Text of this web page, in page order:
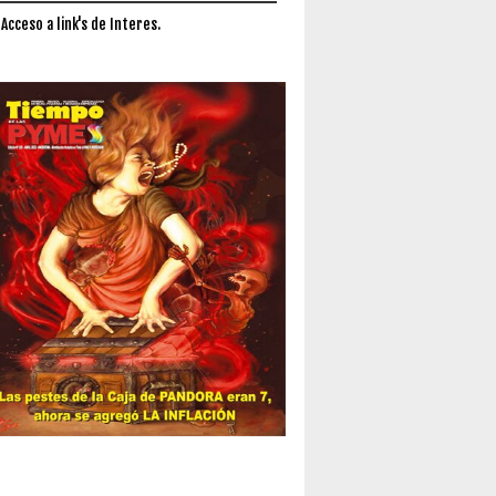
a link's de Interes.